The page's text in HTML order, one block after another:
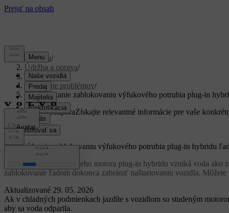
Podpora/
Údržba a oprava/
Oprava/
Riešenie problémov/
Predchádzanie zablokovaniu výfukového potrubia plug-in
Prispôsobená podporaZískajte relevantné informácie pre vaše
Zaregistrovať sa
Aktualizované 29. 05. 2026
Predchádzanie zablokovaniu výfukového potrubia plug-in hybridu
Pri používaní spaľovacieho motora plug-in hybridu vzniká voda
zablokovanie ľadom dokonca zabrániť naštartovaniu vozidla.
Ak v chladných podmienkach jazdíte s vozidlom so studeným
aby sa voda odparila.